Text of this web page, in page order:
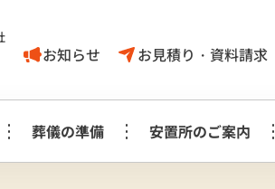
お知らせ お見積り・資料請求
葬儀の準備 安置所のご案内